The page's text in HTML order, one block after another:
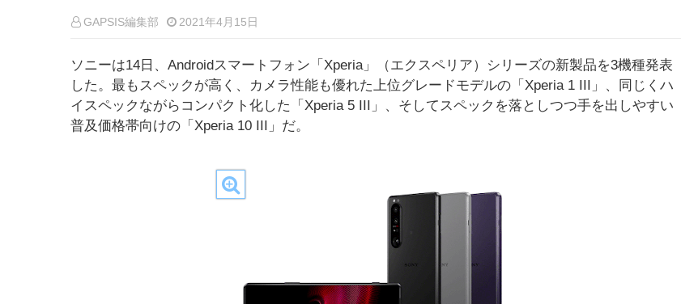
GAPSIS編集部 2021年4月15日
ソニーは14日、Androidスマートフォン「Xperia」（エクスペリア）シリーズの新製品を3機種発表
した。最もスペックが高く、カメラ性能も優れた上位グレードモデルの「Xperia 1 III」、同じくハ
イスペックながらコンパクト化した「Xperia 5 III」、そしてスペックを落としつつ手を出しやすい
普及価格帯向けの「Xperia 10 III」だ。